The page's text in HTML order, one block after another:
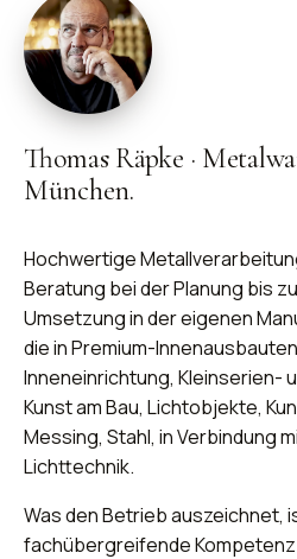
Thomas Räpke ·
München.
Hochwertige
Beratung bei der Planung bis
Umsetzung in der eigenen
die in Premium-
Inneneinrichtung, Kleinserien-
Kunst am Bau, Lichtobjekte,
Messing, Stahl, in Verbindung
Lichttechnik.
Was den Betrieb auszeichnet,
fachübergreifende